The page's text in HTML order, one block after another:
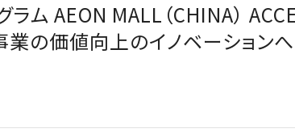
ム AEON MALL（CHINA）
業の価値向上のイノベーション